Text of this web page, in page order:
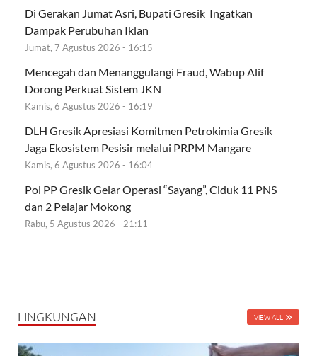
Di Gerakan Jumat Asri, Bupati Gresik Ingatkan
Dampak Perubuhan Iklan
Jumat, 7 Agustus 2026 - 16:15
Mencegah dan Menanggulangi Fraud, Wabup Alif
Dorong Perkuat Sistem JKN
Kamis, 6 Agustus 2026 - 16:19
DLH Gresik Apresiasi Komitmen Petrokimia Gresik
Jaga Ekosistem Pesisir melalui PRPM Mangare
Kamis, 6 Agustus 2026 - 16:04
Pol PP Gresik Gelar Operasi “Sayang”, Ciduk 11 PNS
dan 2 Pelajar Mokong
Rabu, 5 Agustus 2026 - 21:11
LINGKUNGAN VIEW ALL